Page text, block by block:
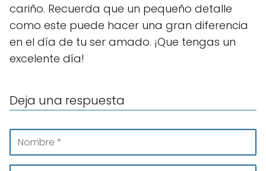
cariño. Recuerda que un pequeño detalle
como este puede hacer una gran diferencia
en el día de tu ser amado. ¡Que tengas un
excelente día!
Deja una respuesta